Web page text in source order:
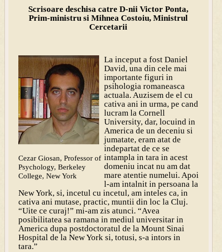
Scrisoare deschisa catre D-nii Victor Ponta,
Prim-ministru si Mihnea Costoiu, Ministrul
Cercetarii
Cezar Giosan, Professor of
Psychology, Berkeley
College, New York
La inceput a fost Daniel
David, una din cele mai
importante figuri in
psihologia romaneasca
actuala. Auzisem de el cu
cativa ani in urma, pe cand
lucram la Cornell
University, dar, locuind in
America de un deceniu si
jumatate, eram atat de
indepartat de ce se
intampla in tara in acest
domeniu incat nu am dat
mare atentie numelui. Apoi
l-am intalnit in persoana la
New York, si, incetul cu incetul, am inteles ca, in
cativa ani mutase, practic, muntii din loc la Cluj.
“Uite ce curaj!” mi-am zis atunci. “Avea
posibilitatea sa ramana in mediul universitar in
America dupa postdoctoratul de la Mount Sinai
Hospital de la New York si, totusi, s-a intors in
tara.”